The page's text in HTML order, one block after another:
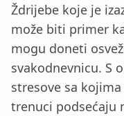
Ždrijebe koje je
može biti primer
mogu doneti
svakodnevnicu. S
stresove sa
trenuci podsećaju